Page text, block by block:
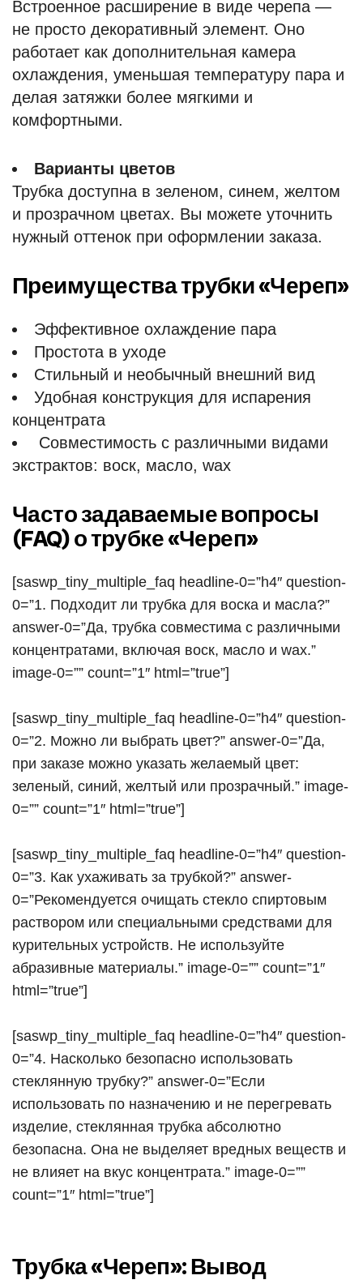
Встроенное расширение в виде черепа —
не просто декоративный элемент. Оно
работает как дополнительная камера
охлаждения, уменьшая температуру пара и
делая затяжки более мягкими и
комфортными.
Варианты цветов
Трубка доступна в зеленом, синем, желтом
и прозрачном цветах. Вы можете уточнить
нужный оттенок при оформлении заказа.
Преимущества трубки «Череп»
Эффективное охлаждение пара
Простота в уходе
Стильный и необычный внешний вид
Удобная конструкция для испарения
концентрата
Совместимость с различными видами
экстрактов: воск, масло, wax
Часто задаваемые вопросы
(FAQ) о трубке «Череп»
[saswp_tiny_multiple_faq headline-0=”h4″ question-
0=”1. Подходит ли трубка для воска и масла?”
answer-0=”Да, трубка совместима с различными
концентратами, включая воск, масло и wax.”
image-0=”” count=”1″ html=”true”]
[saswp_tiny_multiple_faq headline-0=”h4″ question-
0=”2. Можно ли выбрать цвет?” answer-0=”Да,
при заказе можно указать желаемый цвет:
зеленый, синий, желтый или прозрачный.” image-
0=”” count=”1″ html=”true”]
[saswp_tiny_multiple_faq headline-0=”h4″ question-
0=”3. Как ухаживать за трубкой?” answer-
0=”Рекомендуется очищать стекло спиртовым
раствором или специальными средствами для
курительных устройств. Не используйте
абразивные материалы.” image-0=”” count=”1″
html=”true”]
[saswp_tiny_multiple_faq headline-0=”h4″ question-
0=”4. Насколько безопасно использовать
стеклянную трубку?” answer-0=”Если
использовать по назначению и не перегревать
изделие, стеклянная трубка абсолютно
безопасна. Она не выделяет вредных веществ и
не влияет на вкус концентрата.” image-0=””
count=”1″ html=”true”]
Трубка «Череп»: Вывод